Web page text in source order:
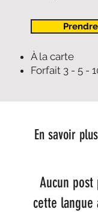
À la carte
Forfait 3 - 5 -
En savoir
Aucun
cette langue